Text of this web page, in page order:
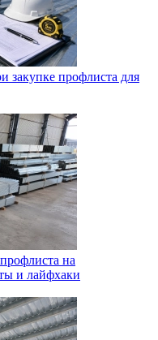
закупке профлиста для
на
и лайфхаки